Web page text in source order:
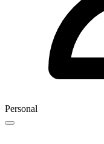
Personal